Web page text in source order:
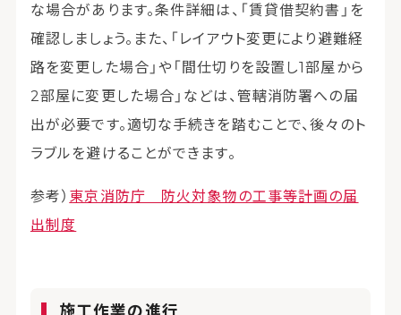
な場合があります。条件詳細は、「賃貸借契約書」を
確認しましょう。また、「レイアウト変更により避難経
路を変更した場合」や「間仕切りを設置し1部屋から
2部屋に変更した場合」などは、管轄消防署への届
出が必要です。適切な手続きを踏むことで、後々のト
ラブルを避けることができます。
参考） 東京消防庁 防火対象物の工事等計画の届
出制度